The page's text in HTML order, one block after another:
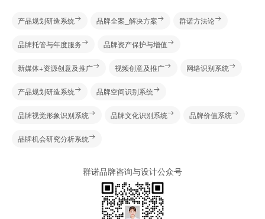
产品规划研造系统 品牌全案_解决方案 群诺方法论
品牌托管与年度服务 品牌资产保护与增值
新媒体+资源创意及推广 视频创意及推广 网络识别系统
产品规划研造系统 品牌空间识别系统
品牌视觉形象识别系统 品牌文化识别系统 品牌价值系统
品牌机会研究分析系统
群诺品牌咨询与设计公众号